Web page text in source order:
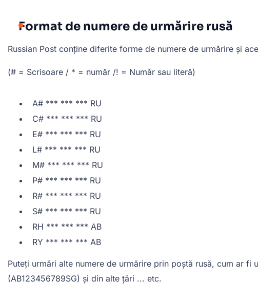
Format de numere de urmărire rusă
Russian Post conține diferite forme de numere de urmărire și
(# = Scrisoare / * = număr /! = Număr sau literă)
A# *** *** *** RU
C# *** *** *** RU
E# *** *** *** RU
L# *** *** *** RU
M# *** *** *** RU
P# *** *** *** RU
R# *** *** *** RU
S# *** *** *** RU
RH *** *** *** AB
RY *** *** *** AB
Puteți urmări alte numere de urmărire prin poștă rusă, cum ar
(AB123456789SG) și din alte țări ... etc.